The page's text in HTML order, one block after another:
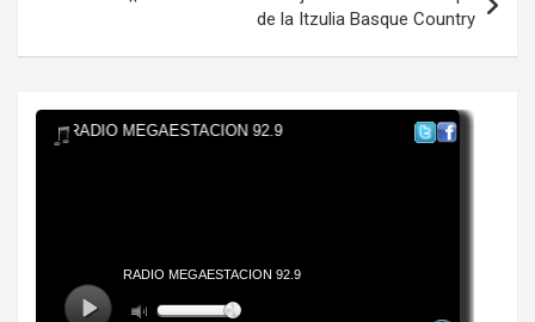
de la Itzulia Basque Country